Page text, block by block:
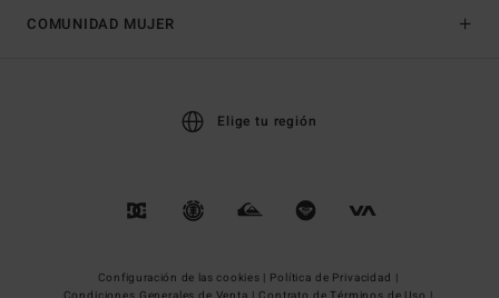
COMUNIDAD MUJER
Elige tu región
Configuración de las cookies | Política de Privacidad |